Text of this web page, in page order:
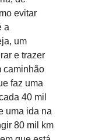
evitar
a
um
e trazer
caminhão
faz uma
40 mil
uma ida na
80 mil km